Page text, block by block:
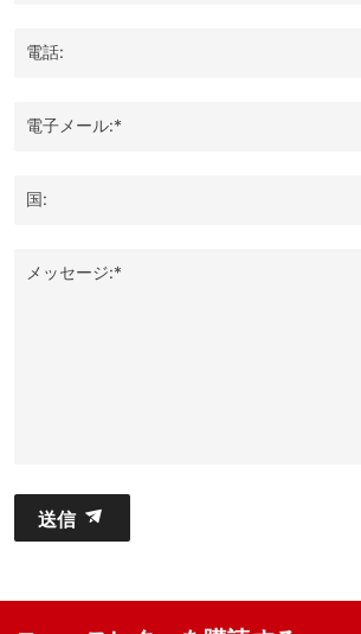
電話:
電子メール:*
国:
メッセージ:*
送信